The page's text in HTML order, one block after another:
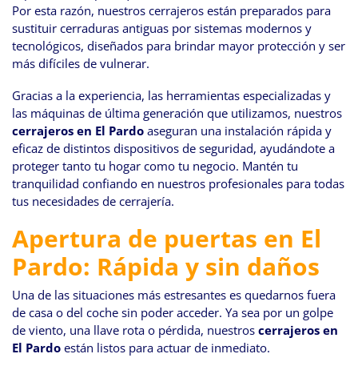
Por esta razón, nuestros cerrajeros están preparados para
sustituir cerraduras antiguas por sistemas modernos y
tecnológicos, diseñados para brindar mayor protección y ser
más difíciles de vulnerar.
Gracias a la experiencia, las herramientas especializadas y
las máquinas de última generación que utilizamos, nuestros
cerrajeros en El Pardo aseguran una instalación rápida y
eficaz de distintos dispositivos de seguridad, ayudándote a
proteger tanto tu hogar como tu negocio. Mantén tu
tranquilidad confiando en nuestros profesionales para todas
tus necesidades de cerrajería.
Apertura de puertas en El
Pardo: Rápida y sin daños
Una de las situaciones más estresantes es quedarnos fuera
de casa o del coche sin poder acceder. Ya sea por un golpe
de viento, una llave rota o pérdida, nuestros cerrajeros en
El Pardo están listos para actuar de inmediato.